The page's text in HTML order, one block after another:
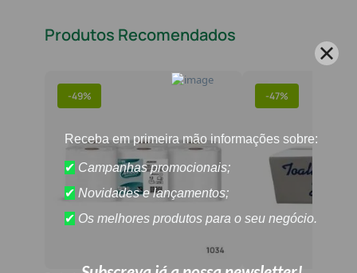
Produtos Recomendados
-49% -47%